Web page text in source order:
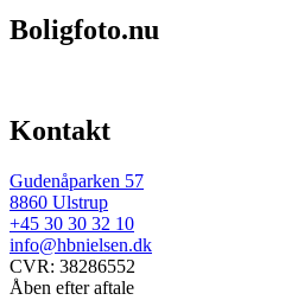
Boligfoto.nu
Kontakt
Gudenåparken 57
8860 Ulstrup
+45 30 30 32 10
info@hbnielsen.dk
CVR: 38286552
Åben efter aftale